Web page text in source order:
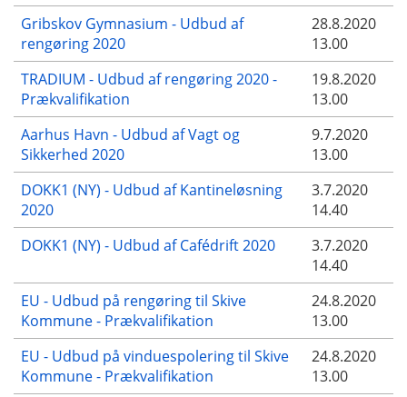
Gribskov Gymnasium - Udbud af
rengøring 2020
28.8.2020
13.00
TRADIUM - Udbud af rengøring 2020 -
Prækvalifikation
19.8.2020
13.00
Aarhus Havn - Udbud af Vagt og
Sikkerhed 2020
9.7.2020
13.00
DOKK1 (NY) - Udbud af Kantineløsning
2020
3.7.2020
14.40
DOKK1 (NY) - Udbud af Cafédrift 2020
3.7.2020
14.40
EU - Udbud på rengøring til Skive
Kommune - Prækvalifikation
24.8.2020
13.00
EU - Udbud på vinduespolering til Skive
Kommune - Prækvalifikation
24.8.2020
13.00